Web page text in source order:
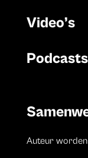
Video’s
Podcasts
Auteur worden